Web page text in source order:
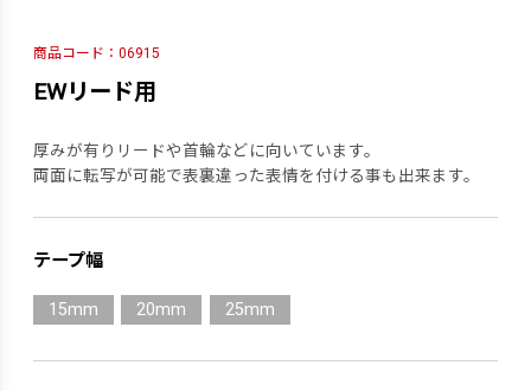
商品コード：06915
EWリード用
厚みが有りリードや首輪などに向いています。
両面に転写が可能で表裏違った表情を付ける事も出来ます。
テープ幅
15mm 20mm 25mm